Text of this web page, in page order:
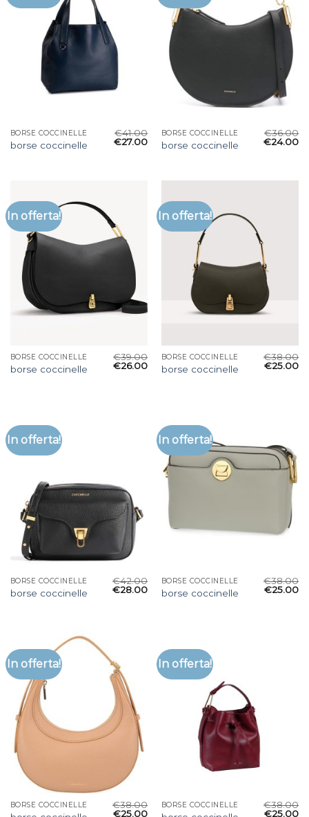
BORSE COCCINELLE
borse coccinelle
€41.00
€27.00
BORSE COCCINELLE
borse coccinelle
€36.00
€24.00
In offerta!
BORSE COCCINELLE
borse coccinelle
€39.00
€26.00
In offerta!
BORSE COCCINELLE
borse coccinelle
€38.00
€25.00
In offerta!
BORSE COCCINELLE
borse coccinelle
€42.00
€28.00
In offerta!
BORSE COCCINELLE
borse coccinelle
€38.00
€25.00
In offerta!
BORSE COCCINELLE €38.00
€25.00
In offerta!
BORSE COCCINELLE €38.00
€25.00